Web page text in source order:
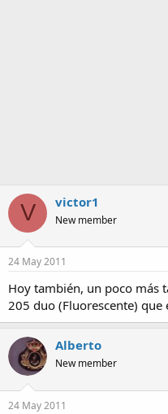
V victor1
New member
24 May 2011
Hoy también, un poco más
205 duo (Fluorescente) que
Alberto
New member
24 May 2011